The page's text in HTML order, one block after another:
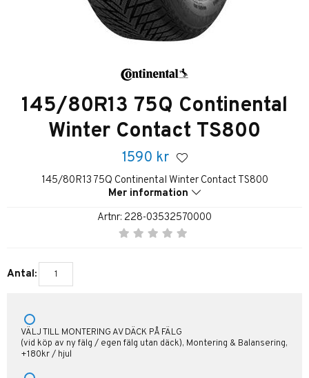
145/80R13 75Q Continental
Winter Contact TS800
1590 kr
145/80R13 75Q Continental Winter Contact TS800
Mer information
Artnr: 228-03532570000
Antal:
VÄLJ TILL MONTERING AV DÄCK PÅ FÄLG
(vid köp av ny fälg / egen fälg utan däck), Montering & Balansering,
+180kr / hjul